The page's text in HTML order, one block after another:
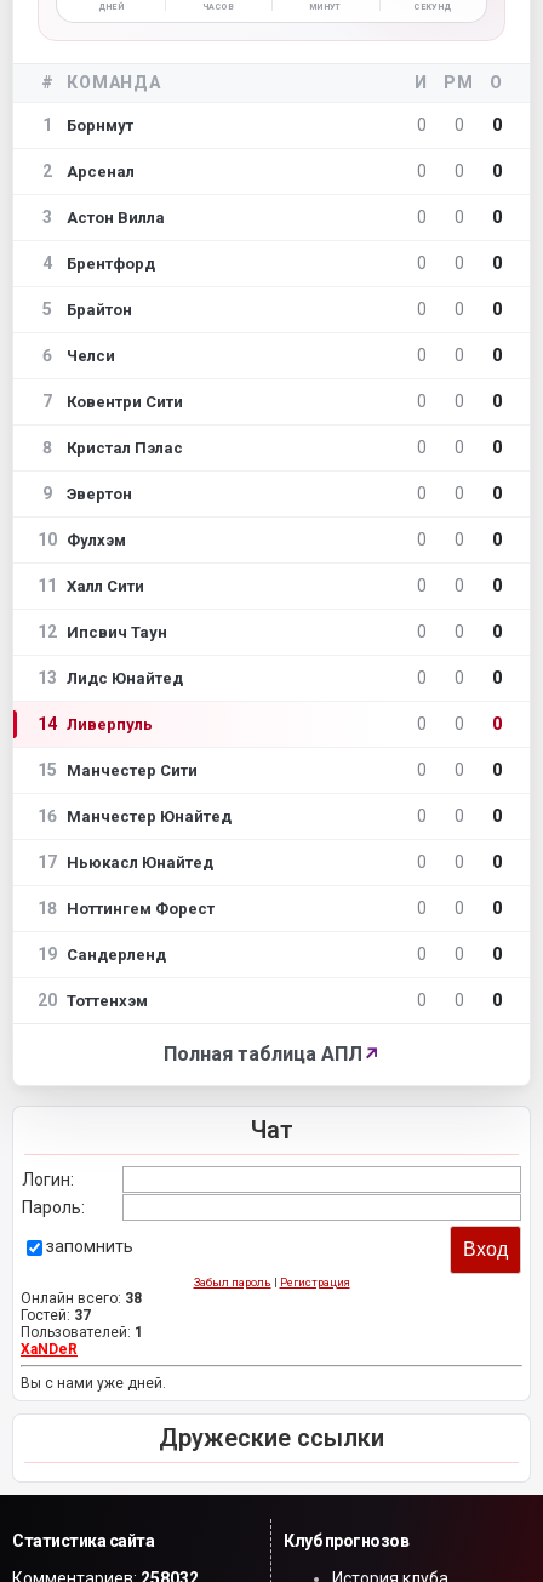
ДНЕЙ ЧАСОВ МИНУТ СЕКУНД
# КОМАНДА И РМ О
1 Борнмут 0 0 0
2 Арсенал 0 0 0
3 Астон Вилла 0 0 0
4 Брентфорд 0 0 0
5 Брайтон 0 0 0
6 Челси 0 0 0
7 Ковентри Сити 0 0 0
8 Кристал Пэлас 0 0 0
9 Эвертон 0 0 0
10 Фулхэм 0 0 0
11 Халл Сити 0 0 0
12 Ипсвич Таун 0 0 0
13 Лидс Юнайтед 0 0 0
14 Ливерпуль 0 0 0
15 Манчестер Сити 0 0 0
16 Манчестер Юнайтед 0 0 0
17 Ньюкасл Юнайтед 0 0 0
18 Ноттингем Форест 0 0 0
19 Сандерленд 0 0 0
20 Тоттенхэм 0 0 0
Полная таблица АПЛ ↗
Чат
Логин:
Пароль:
запомнить
Забыл пароль | Регистрация
Онлайн всего: 38
Гостей: 37
Пользователей: 1
XaNDeR
Вы с нами уже дней.
Дружеские ссылки
Статистика сайта
Клуб прогнозов